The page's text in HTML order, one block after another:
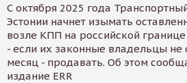
С октября 2025 года
Эстонии начнет изымать
возле КПП на российской
- если их законные владельцы не
месяц - продавать. Об этом
издание ERR